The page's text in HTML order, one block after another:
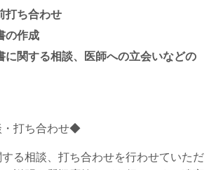
打ち合わせ
の作成
に関する相談、医師への立会いなどの
打ち合わせ◆
る相談、打ち合わせを行わせていただ